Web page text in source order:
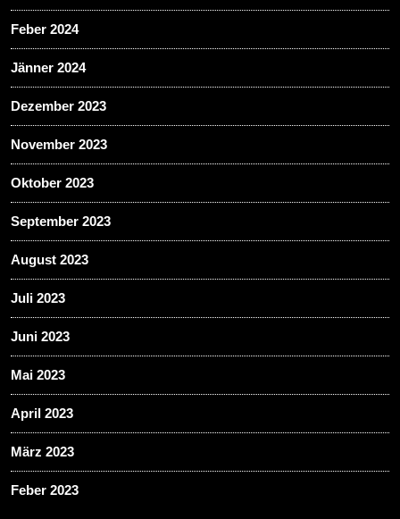
Feber 2024
Jänner 2024
Dezember 2023
November 2023
Oktober 2023
September 2023
August 2023
Juli 2023
Juni 2023
Mai 2023
April 2023
März 2023
Feber 2023